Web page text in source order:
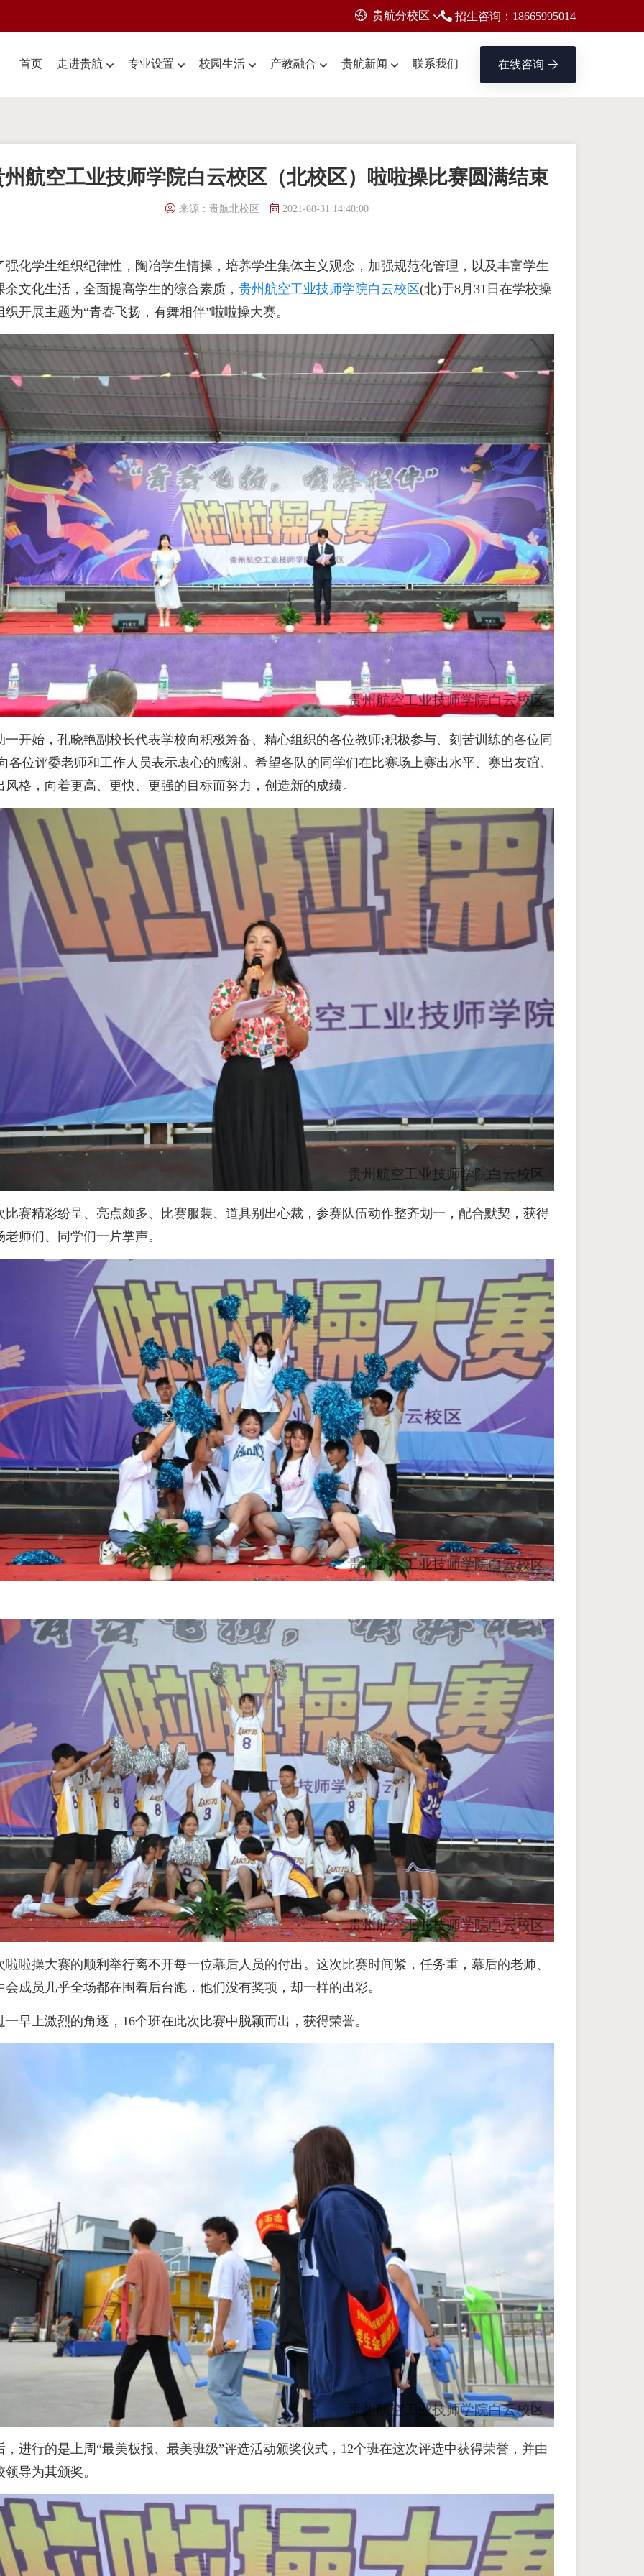
贵航分校区 招生咨询：18665995014
首页 走进贵航 专业设置 校园生活 产教融合 贵航新闻 联系我们 在线咨询
州航空工业技师学院白云校区（北校区）啦啦操比赛圆满结束
来源：贵航北校区 2021-08-31 14:48:00
强化学生组织纪律性，陶冶学生情操，培养学生集体主义观念，加强规范化管理，以及丰富学生
余文化生活，全面提高学生的综合素质， 贵州航空工业技师学院白云校区(北)于8月31日在学校操
织开展主题为“青春飞扬，有舞相伴”啦啦操大赛。
一开始，孔晓艳副校长代表学校向积极筹备、精心组织的各位教师;积极参与、刻苦训练的各位同
各位评委老师和工作人员表示衷心的感谢。希望各队的同学们在比赛场上赛出水平、赛出友谊、
风格，向着更高、更快、更强的目标而努力，创造新的成绩。
比赛精彩纷呈、亮点颇多、比赛服装、道具别出心裁，参赛队伍动作整齐划一，配合默契，获得
老师们、同学们一片掌声。
啦啦操大赛的顺利举行离不开每一位幕后人员的付出。这次比赛时间紧，任务重，幕后的老师、
会成员几乎全场都在围着后台跑，他们没有奖项，却一样的出彩。
一早上激烈的角逐，16个班在此次比赛中脱颖而出，获得荣誉。
，进行的是上周“最美板报、最美班级”评选活动颁奖仪式，12个班在这次评选中获得荣誉，并由
领导为其颁奖。